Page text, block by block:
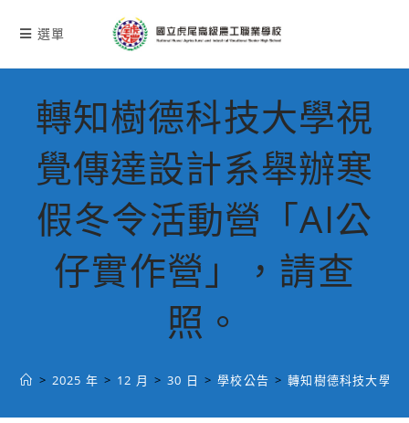
選單
轉知樹德科技大學視
覺傳達設計系舉辦寒
假冬令活動營「AI公
仔實作營」，請查
照。
> 2025 年 > 12 月 > 30 日 > 學校公告 > 轉知樹德科技大學